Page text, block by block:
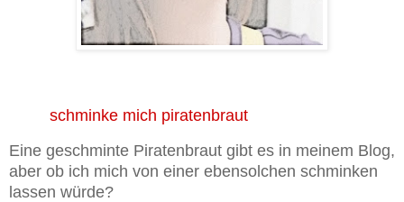
schminke mich piratenbraut
Eine geschminte Piratenbraut gibt es in meinem Blog,
aber ob ich mich von einer ebensolchen schminken
lassen würde?